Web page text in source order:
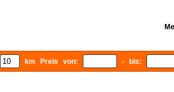
km Preis von: - bis: